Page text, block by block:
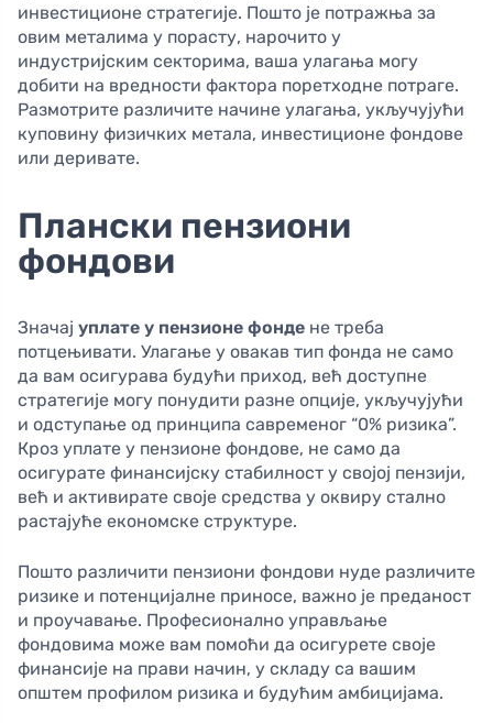
инвестиционе стратегије. Пошто је потражња за
овим металима у порасту, нарочито у
индустријским секторима, ваша улагања могу
добити на вредности фактора поретходне потраге.
Размотрите различите начине улагања, укључујући
куповину физичких метала, инвестиционе фондове
или деривате.
Плански пензиони
фондови
Значај уплате у пензионе фонде не треба
потцењивати. Улагање у овакав тип фонда не само
да вам осигурава будући приход, већ доступне
стратегије могу понудити разне опције, укључујући
и одступање од принципа савременог “0% ризика”.
Кроз уплате у пензионе фондове, не само да
осигурате финансијску стабилност у својој пензији,
већ и активирате своје средства у оквиру стално
растајуће економске структуре.
Пошто различити пензиони фондови нуде различите
ризике и потенцијалне приносе, важно је преданост
и проучавање. Професионално управљање
фондовима може вам помоћи да осигурете своје
финансије на прави начин, у складу са вашим
општем профилом ризика и будућим амбицијама.